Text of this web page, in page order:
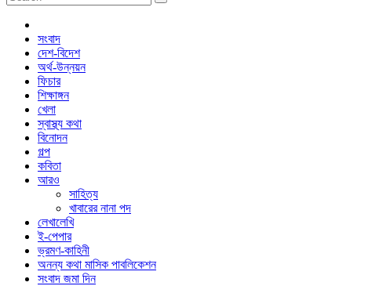
সংবাদ
দেশ-বিদেশ
অর্থ-উন্নয়ন
ফিচার
শিক্ষাঙ্গন
খেলা
স্বাস্থ্য কথা
বিনোদন
গল্প
কবিতা
আরও
সাহিত্য
খাবারের নানা পদ
লেখালেখি
ই-পেপার
ভ্রমণ-কাহিনী
অনন্য কথা মাসিক পাবলিকেশন
সংবাদ জমা দিন